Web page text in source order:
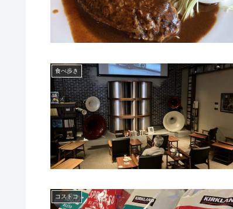
食べ歩き
コストコ